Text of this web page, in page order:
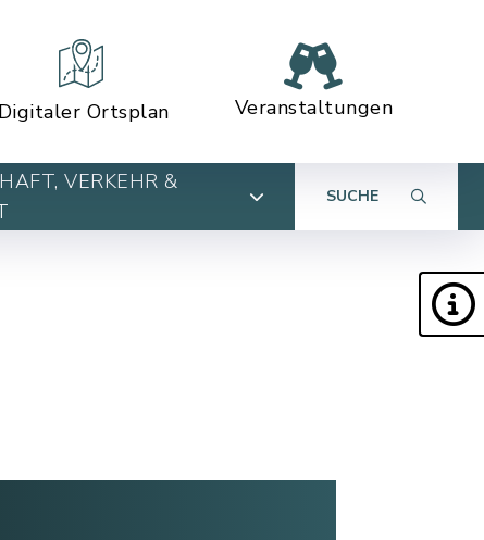
Digitaler Ortsplan Veranstaltungen
VERKEHR &
SUCHE